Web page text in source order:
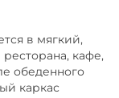
в мягкий,
кафе,
обеденного
каркас